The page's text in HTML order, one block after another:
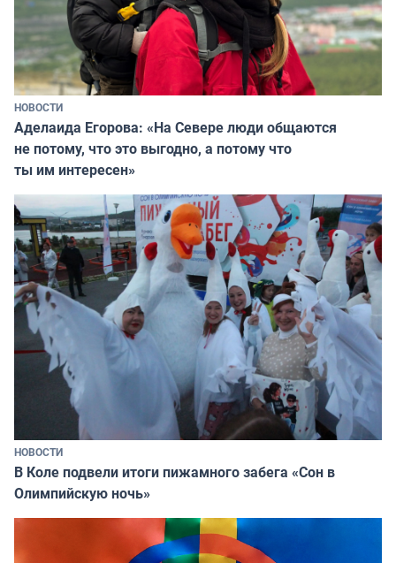
НОВОСТИ
Аделаида Егорова: «На Севере люди общаются
не потому, что это выгодно, а потому что
ты им интересен»
НОВОСТИ
В Коле подвели итоги пижамного забега «Сон в
Олимпийскую ночь»